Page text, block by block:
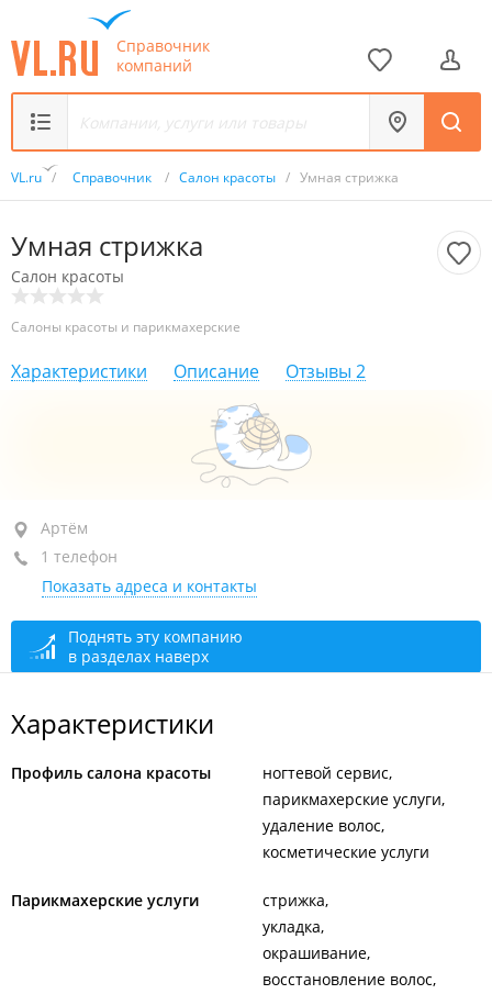
Справочник
компаний
VL.ru / Справочник / Салон красоты / Умная стрижка
Умная стрижка
Салон красоты
Салоны красоты и парикмахерские
Характеристики Описание Отзывы 2
Артём, ул. Кооперативная, 4
1-й этаж
+7 914 977-03-86
По предварительной записи
08:00
Артём
1 телефон
Показать адреса и контакты
Поднять эту компанию
в разделах наверх
Характеристики
Профиль салона красоты
ногтевой сервис
парикмахерские услуги
удаление волос
косметические услуги
Парикмахерские услуги
стрижка
укладка
окрашивание
восстановление волос